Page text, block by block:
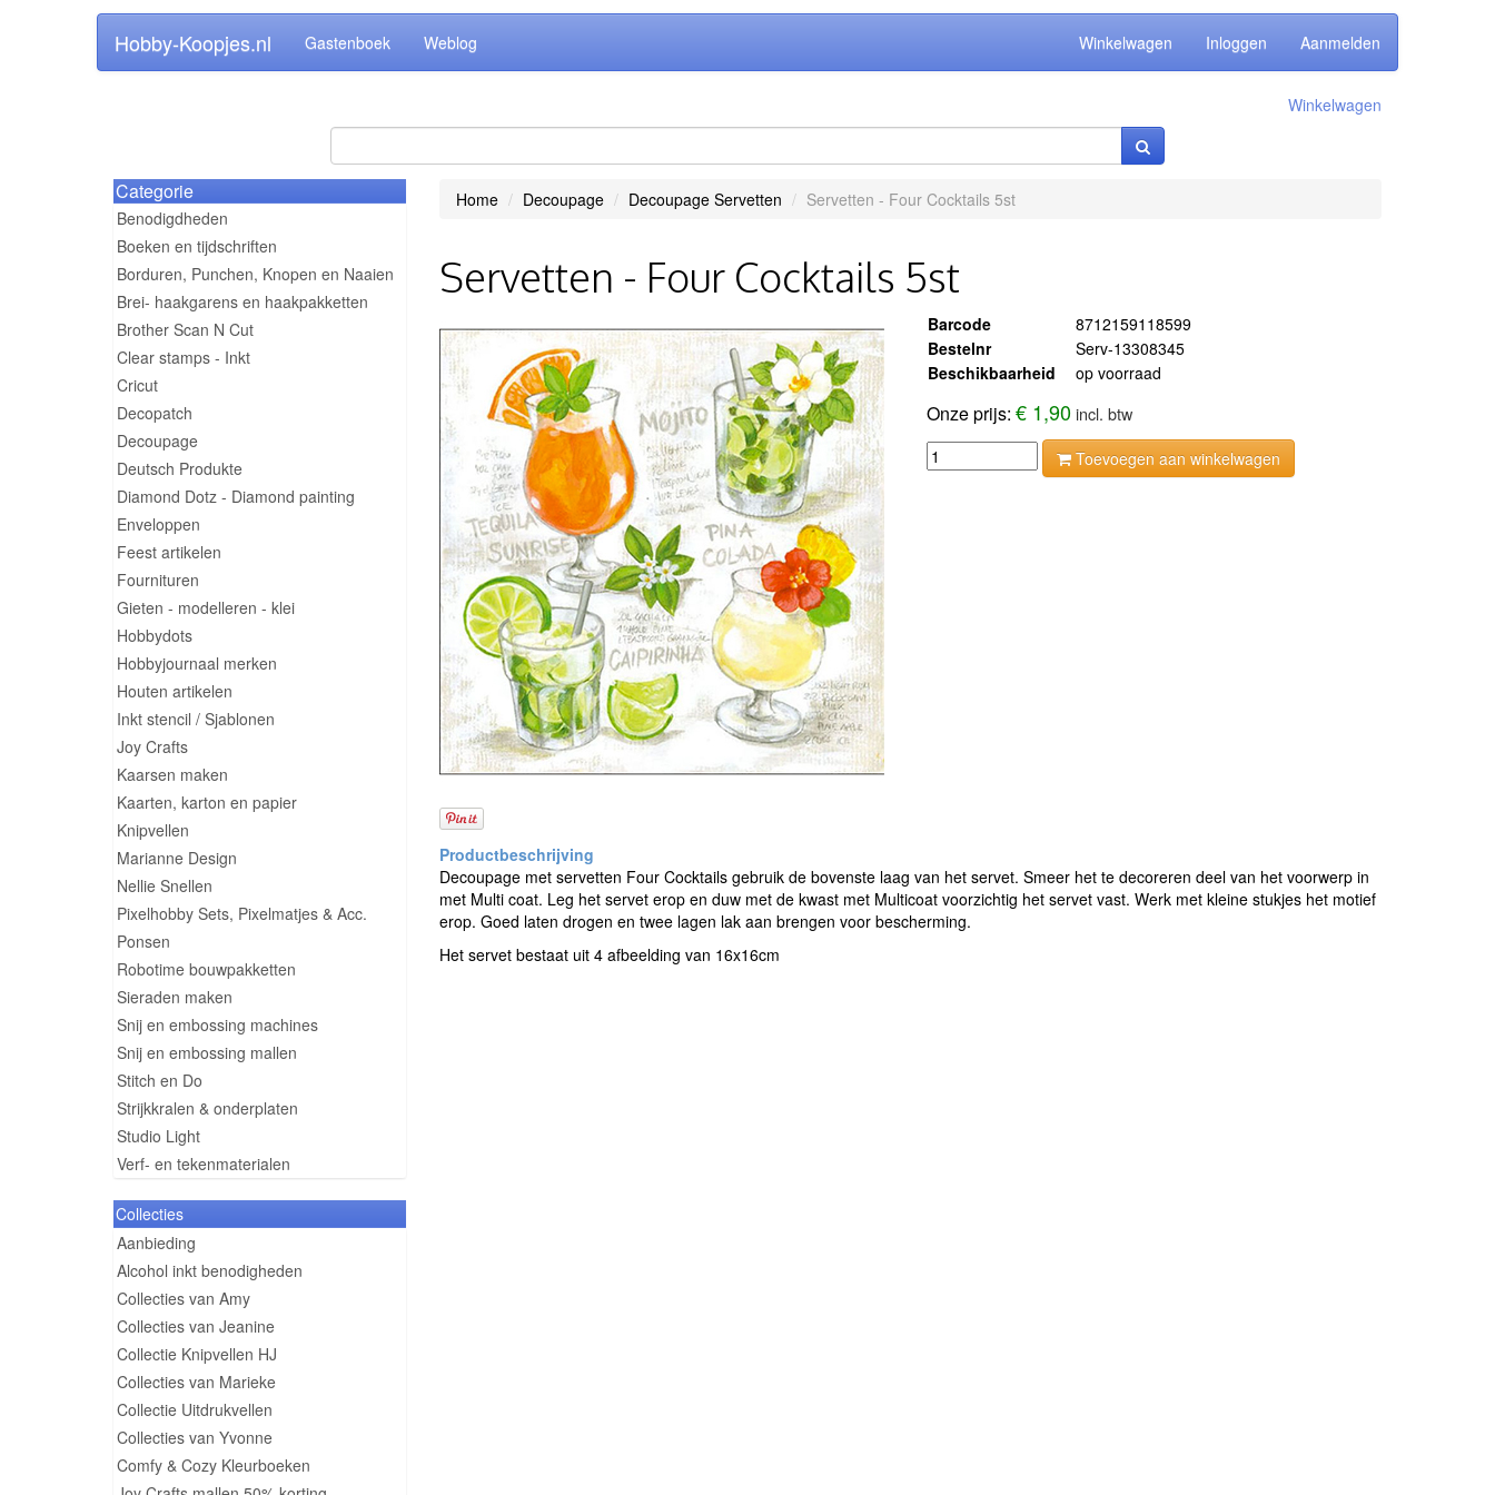
Hobby-Koopjes.nl Gastenboek Weblog Winkelwagen Inloggen Aanmelden
Winkelwagen
Categorie
Benodigdheden
Boeken en tijdschriften
Borduren, Punchen, Knopen en Naaien
Brei- haakgarens en haakpakketten
Brother Scan N Cut
Clear stamps - Inkt
Cricut
Decopatch
Decoupage
Deutsch Produkte
Diamond Dotz - Diamond painting
Enveloppen
Feest artikelen
Fournituren
Gieten - modelleren - klei
Hobbydots
Hobbyjournaal merken
Houten artikelen
Inkt stencil / Sjablonen
Joy Crafts
Kaarsen maken
Kaarten, karton en papier
Knipvellen
Marianne Design
Nellie Snellen
Pixelhobby Sets, Pixelmatjes & Acc.
Ponsen
Robotime bouwpakketten
Sieraden maken
Snij en embossing machines
Snij en embossing mallen
Stitch en Do
Strijkkralen & onderplaten
Studio Light
Verf- en tekenmaterialen
Collecties
Aanbieding
Alcohol inkt benodigheden
Collecties van Amy
Collecties van Jeanine
Collectie Knipvellen HJ
Collecties van Marieke
Collectie Uitdrukvellen
Collecties van Yvonne
Comfy & Cozy Kleurboeken
Home Decoupage Decoupage Servetten Servetten - Four Cocktails 5st
Servetten - Four Cocktails 5st
Barcode
8712159118599
Bestelnr
Serv-13308345
Beschikbaarheid
op voorraad
Onze prijs:€ 1,90 incl. btw
Toevoegen aan winkelwagen
Decoupage met servetten Four Cocktails gebruik de bovenste laag van het servet. Smeer het te decoreren deel van het voorwerp in
met Multi coat. Leg het servet erop en duw met de kwast met Multicoat voorzichtig het servet vast. Werk met kleine stukjes het motief
erop. Goed laten drogen en twee lagen lak aan brengen voor bescherming.
Het servet bestaat uit 4 afbeelding van 16x16cm